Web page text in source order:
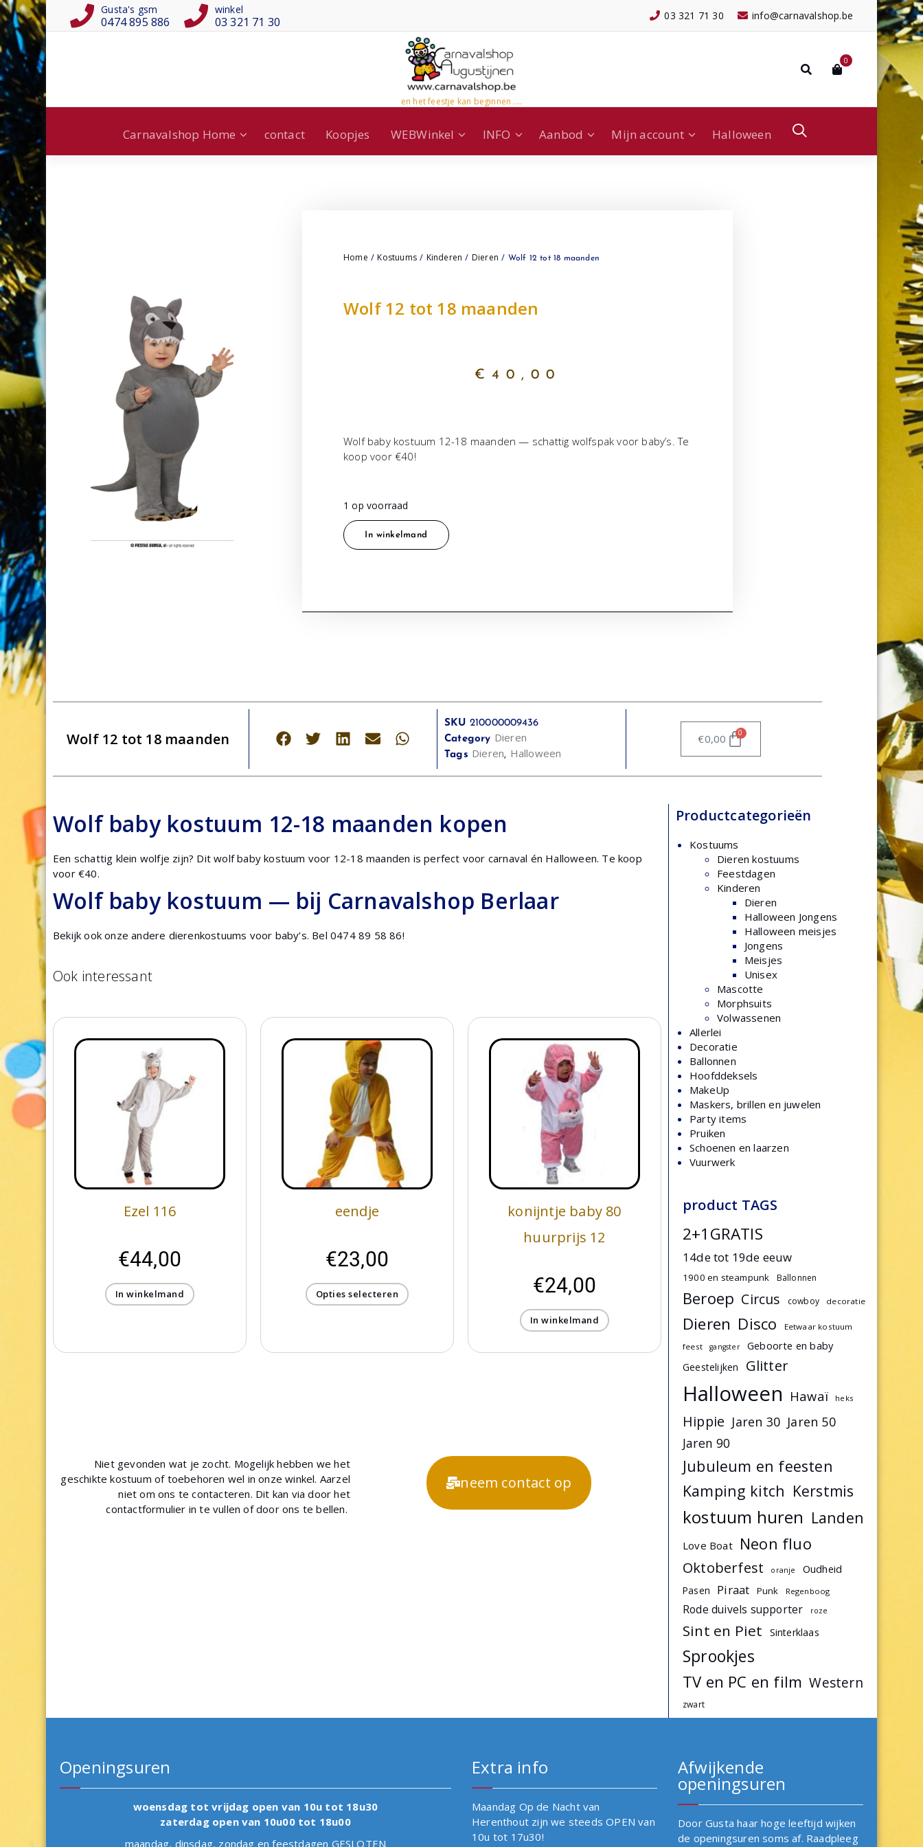
Gusta's gsm
0474 895 886
winkel
03 321 71 30 info@carnavalshop.be
03 321 71 30
en het feestje kan beginnen ....
0
Carnavalshop Home contact Koopjes WEBWinkel INFO Aanbod Mijn account Halloween
Home / Kostuums / Kinderen / Dieren / Wolf 12 tot 18 maanden
Wolf 12 tot 18 maanden
€ 40,00
Wolf baby kostuum 12-18 maanden — schattig wolfspak voor baby’s. Te
koop voor €40!
1 op voorraad
In winkelmand
Wolf 12 tot 18 maanden
SKU 210000009436
Category Dieren
Tags Dieren, Halloween
€0,00 0
Wolf baby kostuum 12-18 maanden kopen
Een schattig klein wolfje zijn? Dit wolf baby kostuum voor 12-18 maanden is perfect voor carnaval én Halloween. Te koop
voor €40.
Wolf baby kostuum — bij Carnavalshop Berlaar
Bekijk ook onze andere dierenkostuums voor baby’s. Bel 0474 89 58 86!
Ook interessant
Ezel 116
€44,00
In winkelmand
eendje
€23,00
Opties selecteren
konijntje baby 80
huurprijs 12
€24,00
In winkelmand
Niet gevonden wat je zocht. Mogelijk hebben we het
geschikte kostuum of toebehoren wel in onze winkel. Aarzel
niet om ons te contacteren. Dit kan via door het
contactformulier in te vullen of door ons te bellen.
neem contact op
Productcategorieën
Kostuums
Dieren kostuums
Feestdagen
Kinderen
Dieren
Halloween Jongens
Halloween meisjes
Jongens
Meisjes
Unisex
Mascotte
Morphsuits
Volwassenen
Allerlei
Decoratie
Ballonnen
Hoofddeksels
MakeUp
Maskers, brillen en juwelen
Party items
Pruiken
Schoenen en laarzen
Vuurwerk
product TAGS
2+1GRATIS
14de tot 19de eeuw
1900 en steampunk Ballonnen
Beroep Circus cowboy decoratie
Dieren Disco
Eetwaar kostuum
feest
gangster Geboorte en baby
Geestelijken Glitter
Halloween Hawaï heks
Hippie Jaren 30 Jaren 50
Jaren 90
Jubuleum en feesten
Kamping kitch Kerstmis
kostuum huren Landen
Love Boat Neon fluo
Oktoberfest oranje Oudheid
Pasen Piraat Punk Regenboog
Rode duivels supporter roze
Sint en Piet Sinterklaas
Sprookjes
TV en PC en film Western
zwart
Openingsuren
woensdag tot vrijdag open van 10u tot 18u30
zaterdag open van 10u00 tot 18u00
maandag, dinsdag, zondag en feestdagen GESLOTEN
Extra info
Maandag Op de Nacht van
Herenthout zijn we steeds OPEN van
10u tot 17u30!
Afwijkende
openingsuren
Door Gusta haar hoge leeftijd wijken
de openingsuren soms af. Raadpleeg